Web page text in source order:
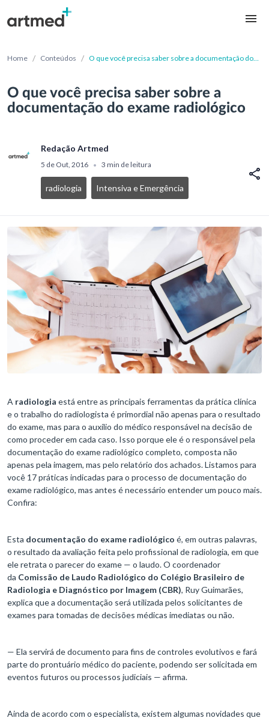
Home / Conteúdos / O que você precisa saber sobre a documentação do
O que você precisa saber sobre a
documentação do exame radiológico
Redação Artmed
5 de Out, 2016 • 3 min de leitura
radiologia Intensiva e Emergência
A radiologia está entre as principais ferramentas da prática clínica
e o trabalho do radiologista é primordial não apenas para o resultado
do exame, mas para o auxílio do médico responsável na decisão de
como proceder em cada caso. Isso porque ele é o responsável pela
documentação do exame radiológico completo, composta não
apenas pela imagem, mas pelo relatório dos achados. Listamos para
você 17 práticas indicadas para o processo de documentação do
exame radiológico, mas antes é necessário entender um pouco mais.
Confira:
Esta documentação do exame radiológico é, em outras palavras,
o resultado da avaliação feita pelo profissional de radiologia, em que
ele retrata o parecer do exame — o laudo. O coordenador
da Comissão de Laudo Radiológico do Colégio Brasileiro de
Radiologia e Diagnóstico por Imagem (CBR), Ruy Guimarães,
explica que a documentação será utilizada pelos solicitantes de
exames para tomadas de decisões médicas imediatas ou não.
— Ela servirá de documento para fins de controles evolutivos e fará
parte do prontuário médico do paciente, podendo ser solicitada em
eventos futuros ou processos judiciais — afirma.
Ainda de acordo com o especialista, existem algumas novidades que